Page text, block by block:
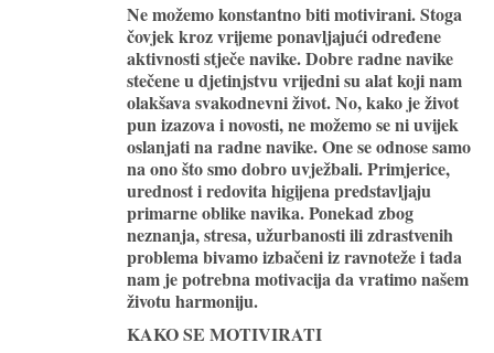
Ne možemo konstantno biti motivirani. Stoga
čovjek kroz vrijeme ponavljajući određene
aktivnosti stječe navike. Dobre radne navike
stečene u djetinjstvu vrijedni su alat koji nam
olakšava svakodnevni život. No, kako je život
pun izazova i novosti, ne možemo se ni uvijek
oslanjati na radne navike. One se odnose samo
na ono što smo dobro uvježbali. Primjerice,
urednost i redovita higijena predstavljaju
primarne oblike navika. Ponekad zbog
neznanja, stresa, užurbanosti ili zdrastvenih
problema bivamo izbačeni iz ravnoteže i tada
nam je potrebna motivacija da vratimo našem
životu harmoniju.
KAKO SE MOTIVIRATI